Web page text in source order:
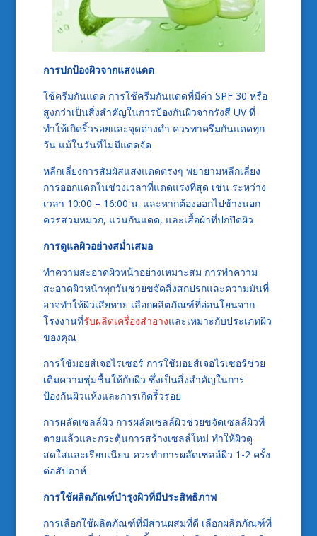
การปกป้องผิวจากแสงแดด
ใช้ครีมกันแดด การใช้ครีมกันแดดที่มีค่า SPF 30 หรือ
สูงกว่าเป็นสิ่งสำคัญในการป้องกันผิวจากรังสี UV ที่
ทำให้เกิดริ้วรอยและจุดด่างดำ ควรทาครีมกันแดดทุก
วัน แม้ในวันที่ไม่มีแดดจัด
หลีกเลี่ยงการสัมผัสแสงแดดตรงๆ พยายามหลีกเลี่ยง
การออกแดดในช่วงเวลาที่แดดแรงที่สุด เช่น ระหว่าง
เวลา 10:00 – 16:00 น. และหากต้องออกไปข้างนอก
ควรสวมหมวก, แว่นกันแดด, และเสื้อผ้าที่ปกปิดผิว
การดูแลผิวอย่างสม่ำเสมอ
ทำความสะอาดผิวหน้าอย่างเหมาะสม การทำความ
สะอาดผิวหน้าทุกวันช่วยขจัดสิ่งสกปรกและความมันที่
อาจทำให้ผิวเสียหาย เลือกผลิตภัณฑ์ที่อ่อนโยนจาก
โรงงานที่รับผลิตเครื่องสำอางและเหมาะกับประเภทผิว
ของคุณ
การใช้มอยส์เจอไรเซอร์ การใช้มอยส์เจอไรเซอร์ช่วย
เติมความชุ่มชื้นให้กับผิว ซึ่งเป็นสิ่งสำคัญในการ
ป้องกันผิวแห้งและการเกิดริ้วรอย
การผลัดเซลล์ผิว การผลัดเซลล์ผิวช่วยขจัดเซลล์ผิวที่
ตายแล้วและกระตุ้นการสร้างเซลล์ใหม่ ทำให้ผิวดู
สดใสและเรียบเนียน ควรทำการผลัดเซลล์ผิว 1-2 ครั้ง
ต่อสัปดาห์
การใช้ผลิตภัณฑ์บำรุงผิวที่มีประสิทธิภาพ
การเลือกใช้ผลิตภัณฑ์ที่มีส่วนผสมที่ดี เลือกผลิตภัณฑ์ที่